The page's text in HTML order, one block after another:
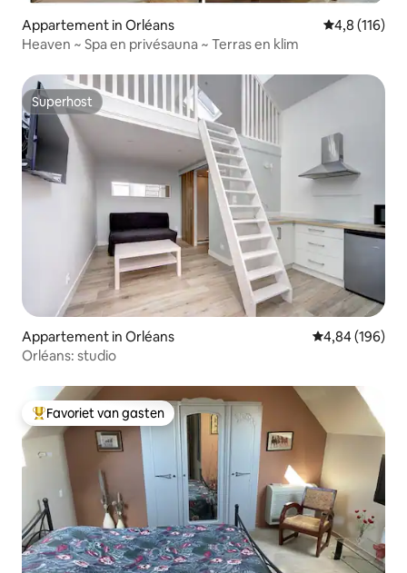
Appartement in Orléans Gemiddelde
4,8 (116)
Heaven ~ Spa en privésauna ~ Terras en klim
Superhost
Superhost
Appartement in Orléans Gemiddelde
4,84 (196)
Orléans: studio
Topfavoriet van gasten
Favoriet van gasten